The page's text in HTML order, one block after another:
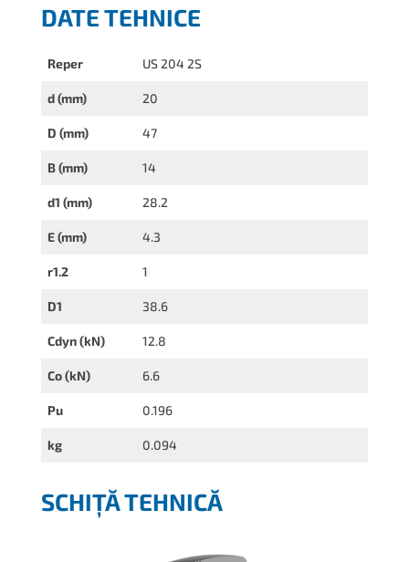
DATE TEHNICE
Reper US 204 2S
d (mm) 20
D (mm) 47
B (mm) 14
d1 (mm) 28.2
E (mm) 4.3
r1.2 1
D1 38.6
Cdyn (kN) 12.8
Co (kN) 6.6
Pu 0.196
kg 0.094
SCHIȚĂ TEHNICĂ